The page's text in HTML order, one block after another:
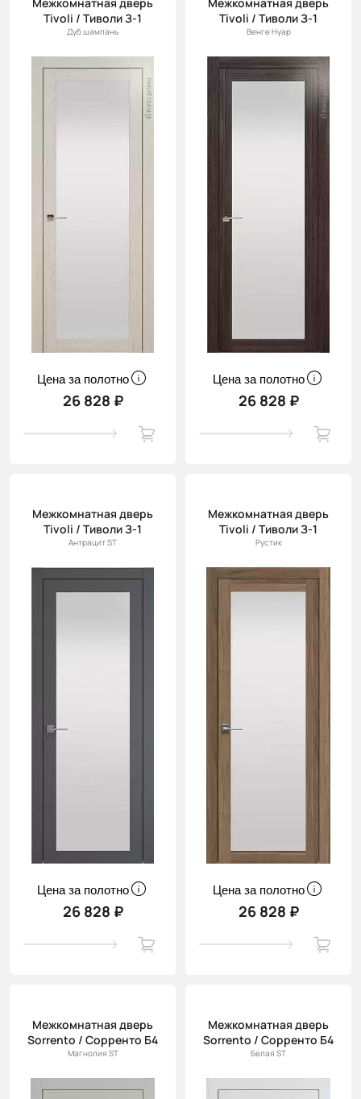
Tivoli / Тиволи З-1
Дуб шампань
Цена за полотно
26 828 ₽
Tivoli / Тиволи З-1
Венге Нуар
Цена за полотно
26 828 ₽
Межкомнатная дверь
Tivoli / Тиволи З-1
Антрацит ST
Цена за полотно
26 828 ₽
Межкомнатная дверь
Tivoli / Тиволи З-1
Рустик
Цена за полотно
26 828 ₽
Межкомнатная дверь
Sorrento / Сорренто Б4
Магнолия ST
Межкомнатная дверь
Sorrento / Сорренто Б4
Белая ST